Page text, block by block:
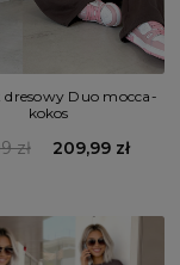
dresowy Duo mocca-
kokos
zł 209,99 zł